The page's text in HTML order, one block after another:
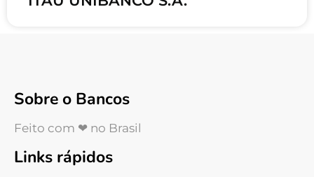
Sobre o Bancos
Feito com ❤ no Brasil
Links rápidos